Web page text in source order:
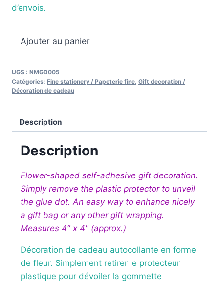
d’envois.
quantité
decoration
/
cadeau
Ajouter au panier
UGS : NMGD005
Catégories: Fine stationery / Papeterie fine Gift decoration /
Décoration de cadeau
Description
Description
Flower-shaped self-adhesive gift decoration.
Simply remove the plastic protector to unveil
the glue dot. An easy way to enhance nicely
a gift bag or any other gift wrapping.
Measures 4″ x 4″ (approx.)
Décoration de cadeau autocollante en forme
de fleur. Simplement retirer le protecteur
plastique pour dévoiler la gommette